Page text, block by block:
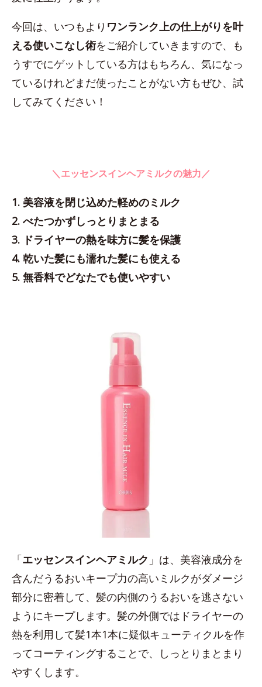
今回は、いつもより ワンランク上の仕上がりを叶
える使いこなし術をご紹介していきますので、も
うすでにゲットしている方はもちろん、気になっ
ているけれどまだ使ったことがない方もぜひ、試
してみてください！
＼エッセンスインヘアミルクの魅力／
1. 美容液を閉じ込めた軽めのミルク
2. べたつかずしっとりまとまる
3. ドライヤーの熱を味方に髪を保護
4. 乾いた髪にも濡れた髪にも使える
5. 無香料でどなたでも使いやすい
「エッセンスインヘアミルク 」は、美容液成分を
含んだうるおいキープ力の高いミルクがダメージ
部分に密着して、髪の内側のうるおいを逃さない
ようにキープします。髪の外側ではドライヤーの
熱を利用して髪1本1本に疑似キューティクルを作
ってコーティングすることで、しっとりまとまり
やすくします。